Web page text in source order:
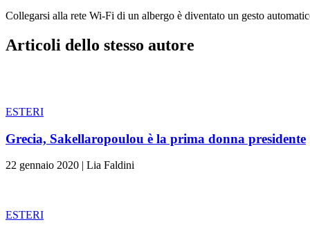
Collegarsi alla rete Wi-Fi di un albergo è diventato un gesto
Articoli dello stesso autore
ESTERI
Grecia, Sakellaropoulou è la prima donna presidente
22 gennaio 2020 | Lia Faldini
ESTERI